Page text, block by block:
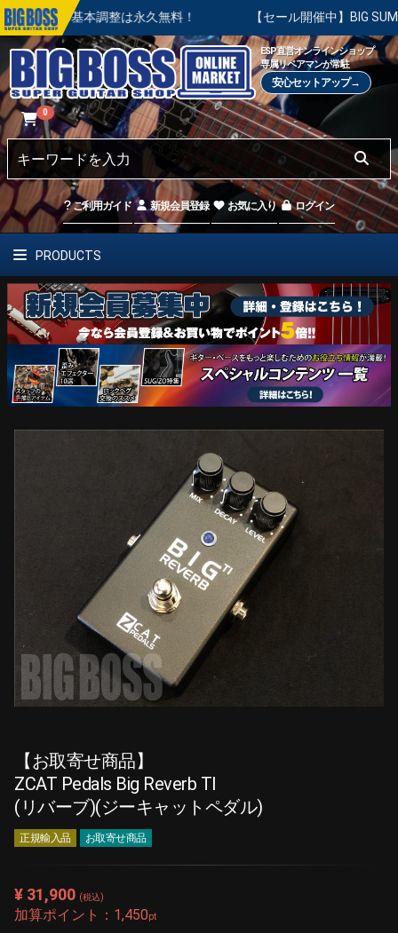
本調整は永久無料！ 【セール開催中】BIG SUMMER SALE
ESP直営オンラインショップ
専属リペアマンが常駐
安心セットアップ→
0
ご利用ガイド 新規会員登録 お気に入り ログイン
PRODUCTS
【お取寄せ商品】
ZCAT Pedals Big Reverb TI
(リバーブ)(ジーキャットペダル)
正規輸入品 お取寄せ商品
¥ 31,900 (税込)
加算ポイント： 1,450pt